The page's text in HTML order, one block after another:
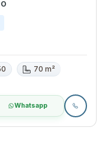
70 m²
Whatsapp